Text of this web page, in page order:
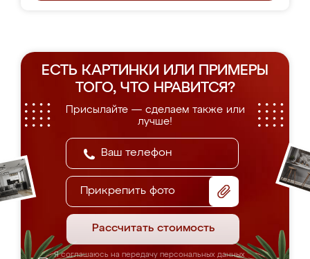
ЕСТЬ КАРТИНКИ ИЛИ ПРИМЕРЫ
ТОГО, ЧТО НРАВИТСЯ?
Присылайте — сделаем также или
лучше!
Прикрепить фото
Рассчитать стоимость
Я соглашаюсь на передачу персональных данных